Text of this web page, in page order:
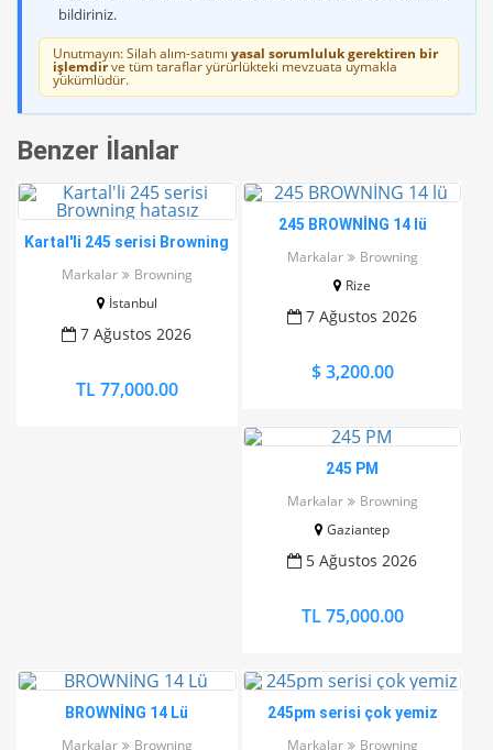
bildiriniz.
Unutmayın: Silah alım-satımı yasal sorumluluk gerektiren bir
işlemdirve tüm taraflar yürürlükteki mevzuata uymakla
yükümlüdür.
Benzer İlanlar
Kartal'li 245 serisi Browning
Markalar
Browning
İstanbul
7 Ağustos 2026
TL 77,000.00
245 BROWNİNG 14 lü
Markalar
Browning
Rize
7 Ağustos 2026
$ 3,200.00
245 PM
Markalar
Browning
Gaziantep
5 Ağustos 2026
TL 75,000.00
BROWNİNG 14 Lü
Markalar Browning
245pm serisi çok yemiz
Markalar Browning